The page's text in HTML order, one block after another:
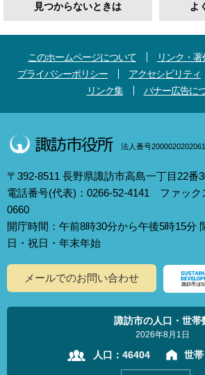
見つからないときは よ
このホームページについて
リンク・
プライバシーポリシー
アクセシビリティ
リンク集
バナー広告に
法人番号2000020202061
〒392-8511 長野県諏訪市高島一丁目22番
電話番号(代表)：0266-52-4141 ファック
0660
開庁時間：午前8時30分から午後5時15分
日・祝日・年末年始
メールでのお問い合わせ
諏訪市の人口・世帯
2026年8月1日
人口： 46404 世帯